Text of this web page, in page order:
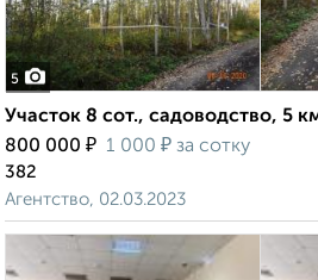
5
Участок 8 сот., садоводство, 5
800 000 ₽ 1 000 ₽ за сотку
382
Агентство, 02.03.2023